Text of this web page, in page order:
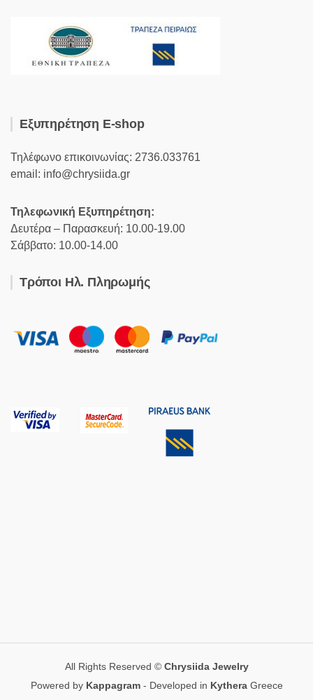
Εξυπηρέτηση E-shop
Τηλέφωνο επικοινωνίας: 2736.033761
email: info@chrysiida.gr
Τηλεφωνική Εξυπηρέτηση:
Δευτέρα – Παρασκευή: 10.00-19.00
Σάββατο: 10.00-14.00
Τρόποι Ηλ. Πληρωμής
All Rights Reserved © Chrysiida Jewelry
Powered by Kappagram- Developed in KytheraGreece